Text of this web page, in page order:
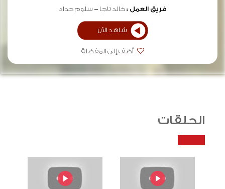
فريق العمل :خالد تاجا سلوم حداد
شاهد الآن
أضف إلى المفضلة
الحلقات